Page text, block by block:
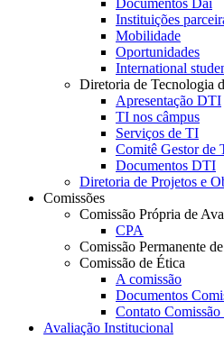
Documentos Dai
Instituições
Mobilidade
Oportunidades
International
Diretoria de Tecnologia
Apresentação DTI
TI nos câmpus
Serviços de TI
Comitê Gestor de
Documentos DTI
Diretoria de Projetos e
Comissões
Comissão Própria de
CPA
Comissão Permanente
Comissão de Ética
A comissão
Documentos
Contato Comissão
Avaliação Institucional